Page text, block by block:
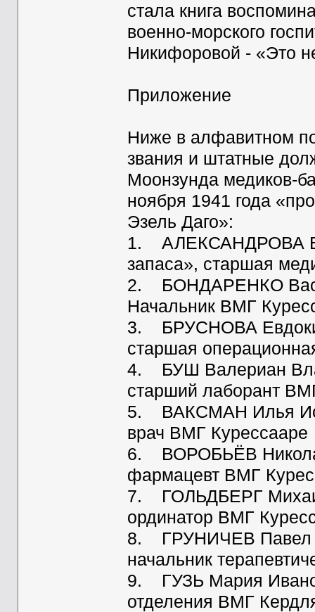
стала книга
военно-морского
Никифоровой - «Это
Приложение
Ниже в алфавитном
звания и штатные
Моонзунда медиков-
ноября 1941 года
Эзель Даго»:
1. АЛЕКСАНДРОВА
запаса», старшая
2. БОНДАРЕНКО
Начальник ВМГ
3. БРУСНОВА
старшая
4. БУШ Валериан
старший лаборант
5. ВАКСМАН Илья
врач ВМГ Курессааре
6. ВОРОБЬЁВ
фармацевт ВМГ
7. ГОЛЬДБЕРГ
ординатор ВМГ
8. ГРУНИЧЕВ Павел
начальник
9. ГУЗЬ Мария
отделения ВМГ